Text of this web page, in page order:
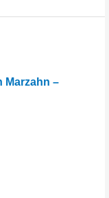
Marzahn –